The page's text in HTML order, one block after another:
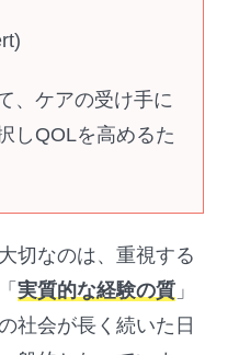
、ケアの受け手に
しQOLを高めるた
切なのは、重視する
実質的な経験の質 」
社会が長く続いた日